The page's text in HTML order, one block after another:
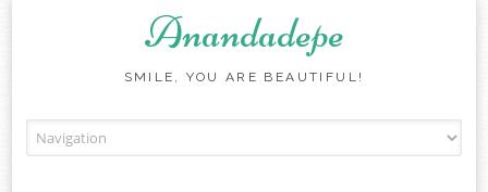
Anandadepe
SMILE, YOU ARE BEAUTIFUL!